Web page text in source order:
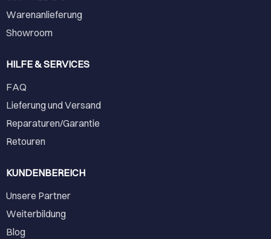
Warenanlieferung
Showroom
HILFE & SERVICES
FAQ
Lieferung und Versand
Reparaturen/Garantie
Retouren
KUNDENBEREICH
Unsere Partner
Weiterbildung
Blog